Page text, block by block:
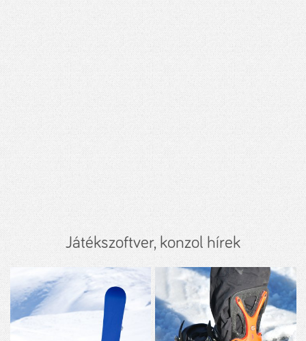
Játékszoftver, konzol hírek